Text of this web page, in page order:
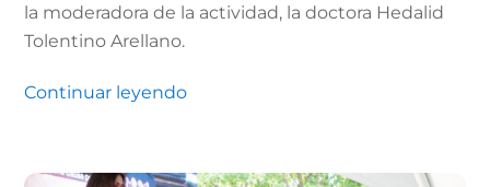
la moderadora de la actividad, la doctora Hedalid
Tolentino Arellano.
Continuar leyendo